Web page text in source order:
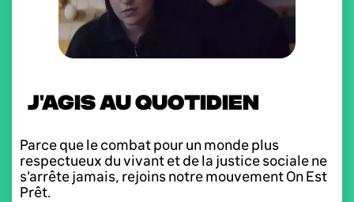
J'AGIS AU QUOTIDIEN
Parce que le combat pour un monde plus
respectueux du vivant et de la justice sociale ne
s’arrête jamais, rejoins notre mouvement On Est
Prêt.